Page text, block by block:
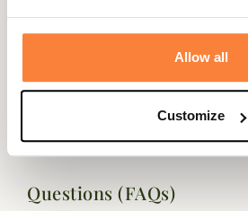
Allow all
Customize
Genre Homme
Laine , Polyester
Questions (FAQs)